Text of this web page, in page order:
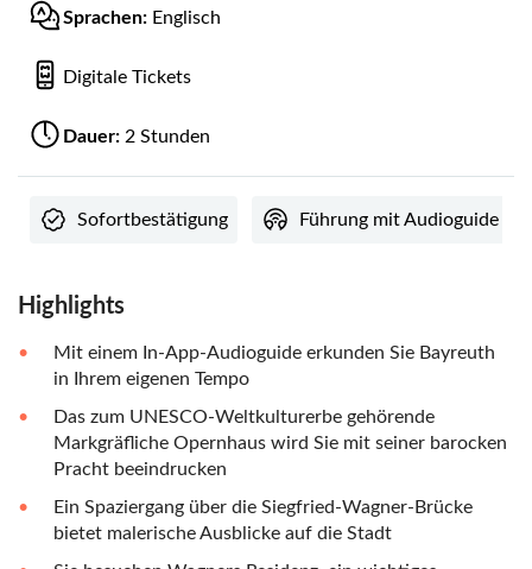
Sprachen: Englisch
Digitale Tickets
Dauer: 2 Stunden
Sofortbestätigung Führung mit Audioguide
Highlights
Mit einem In-App-Audioguide erkunden Sie Bayreuth
in Ihrem eigenen Tempo
Das zum UNESCO-Weltkulturerbe gehörende
Markgräfliche Opernhaus wird Sie mit seiner barocken
Pracht beeindrucken
Ein Spaziergang über die Siegfried-Wagner-Brücke
bietet malerische Ausblicke auf die Stadt